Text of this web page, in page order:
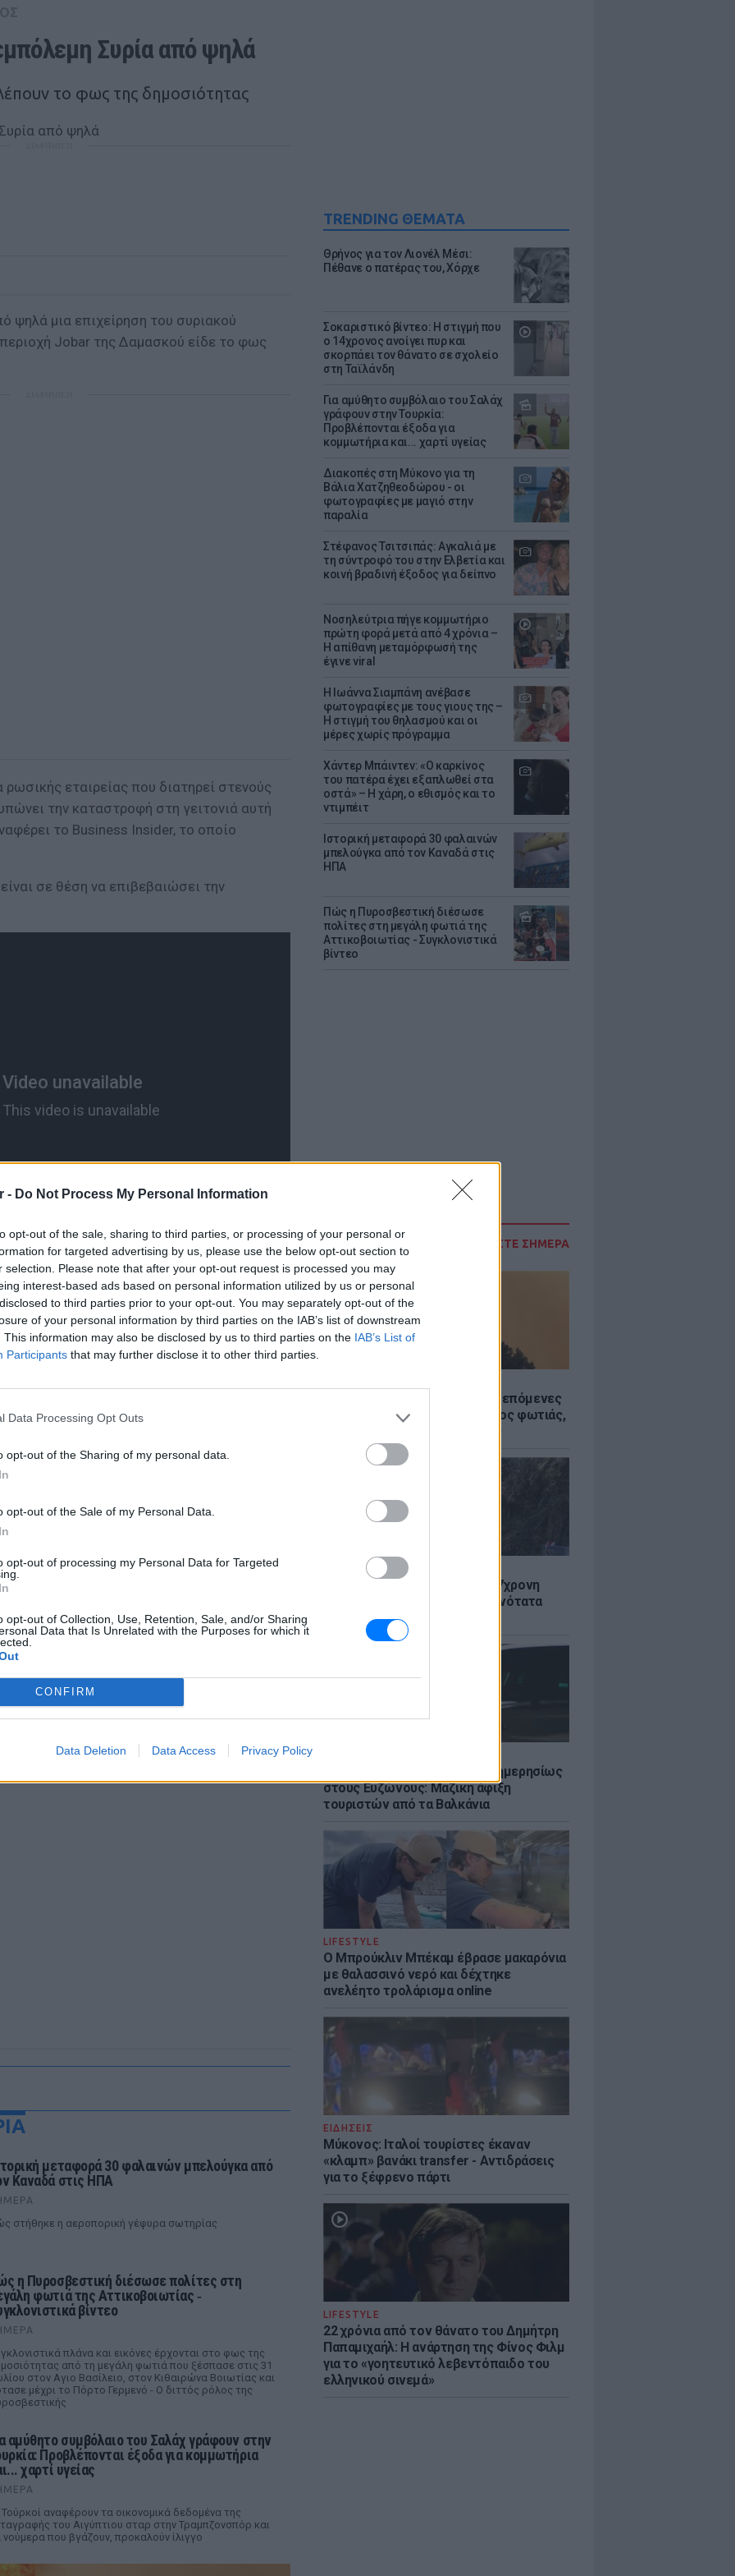
- Do Not Process My Personal Information
opt-out of the sale, sharing to third parties, or processing of your personal or
for targeted advertising by us, please use the below opt-out section to
selection. Please note that after your opt-out request is processed you may
interest-based ads based on personal information utilized by us or personal
to third parties prior to your opt-out. You may separately opt-out of the
of your personal information by third parties on the IAB’s list of downstream
This information may also be disclosed by us to third parties on the IAB’s List of
Participants that may further disclose it to other third parties.
Data Processing Opt Outs
opt-out of the Sharing of my personal data.
opt-out of the Sale of my Personal Data.
opt-out of processing my Personal Data for Targeted
opt-out of Collection, Use, Retention, Sale, and/or Sharing
Data that Is Unrelated with the Purposes for which it
CONFIRM
Data Deletion Data Access Privacy Policy
TRENDING ΘΕΜΑΤΑ
Θρήνος για τον Λιονέλ Μέσι:
Πέθανε ο πατέρας του, Χόρχε
Σοκαριστικό βίντεο: Η στιγμή που
ο 14χρονος ανοίγει πυρ και
σκορπάει τον θάνατο σε σχολείο
στη Ταϊλάνδη
Για αμύθητο συμβόλαιο του Σαλάχ
γράφουν στην Τουρκία:
Προβλέπονται έξοδα για
κομμωτήρια και... χαρτί υγείας
Διακοπές στη Μύκονο για τη
Βάλια Χατζηθεοδώρου - οι
φωτογραφίες με μαγιό στην
παραλία
Στέφανος Τσιτσιπάς: Αγκαλιά με
τη σύντροφό του στην Ελβετία και
κοινή βραδινή έξοδος για δείπνο
Νοσηλεύτρια πήγε κομμωτήριο
πρώτη φορά μετά από 4 χρόνια –
Η απίθανη μεταμόρφωσή της
έγινε viral
H Ιωάννα Σιαμπάνη ανέβασε
φωτογραφίες με τους γιους της –
Η στιγμή του θηλασμού και οι
μέρες χωρίς πρόγραμμα
Χάντερ Μπάιντεν: «Ο καρκίνος
του πατέρα έχει εξαπλωθεί στα
οστά» – Η χάρη, ο εθισμός και το
ντιμπέιτ
Ιστορική μεταφορά 30 φαλαινών
μπελούγκα από τον Καναδά στις
ΗΠΑ
Πώς η Πυροσβεστική διέσωσε
πολίτες στη μεγάλη φωτιά της
Αττικοβοιωτίας - Συγκλονιστικά
βίντεο
ΔΙΑΒΑΣΤΕ ΣΗΜΕΡΑ
Καιρός «hot – dry – windy» τις επόμενες
48 ώρες: Αυξημένος ο κίνδυνος φωτιάς,
συναγερμός σε 6 περιφέρειες
ΕΙΔΗΣΕΙΣ
Θρίλερ στον Λυκαβηττό: Σε 57χρονη
γυναίκα ανήκει η σορός - Πιθανότατα
έπεσε από ύψος
Πάνω από 45.000 διελεύσεις ημερησίως
στους Ευζώνους: Μαζική άφιξη
τουριστών από τα Βαλκάνια
LIFESTYLE
Ο Μπρούκλιν Μπέκαμ έβρασε μακαρόνια
με θαλασσινό νερό και δέχτηκε
ανελέητο τρολάρισμα online
ΕΙΔΗΣΕΙΣ
Μύκονος: Ιταλοί τουρίστες έκαναν
«κλαμπ» βανάκι transfer - Αντιδράσεις
για το ξέφρενο πάρτι
LIFESTYLE
22 χρόνια από τον θάνατο του Δημήτρη
Παπαμιχαήλ: Η ανάρτηση της Φίνος Φιλμ
για το «γοητευτικό λεβεντόπαιδο του
ελληνικού σινεμά»
Συρία από ψηλά
το φως της δημοσιότητας
ψηλά μια επιχείρηση του συριακού
Jobar της Δαμασκού είδε το φως
ρωσικής εταιρείας που διατηρεί στενούς
την καταστροφή στη γειτονιά αυτή
το Business Insider, το οποίο
σε θέση να επιβεβαιώσει την
στοGoogle Newsκαι μάθετε πρώτοιτα
στηνροή ειδήσεωντου E-Daily.gr
και στο Instagram
μεταφορά 30 φαλαινών μπελούγκα από
Καναδά στις ΗΠΑ
στήθηκε η αεροπορική γέφυρα σωτηρίας
η Πυροσβεστική διέσωσε πολίτες στη
φωτιά της Αττικοβοιωτίας ‑
βίντεο
πλάνα και εικόνες έρχονται στο φως της
από τη μεγάλη φωτιά που ξέσπασε στις 31
στον Αγιο Βασίλειο, στον Κιθαιρώνα Βοιωτίας και
μέχρι το Πόρτο Γερμενό - Ο διττός ρόλος της
αμύθητο συμβόλαιο του Σαλάχ γράφουν στην
Προβλέπονται έξοδα για κομμωτήρια
χαρτί υγείας
Τούρκοί αναφέρουν τα οικονομικά δεδομένα της
του Αιγύπτιου σταρ στην Τραμπζονσπόρ και
νούμερα που βγάζουν, προκαλούν ίλιγγο